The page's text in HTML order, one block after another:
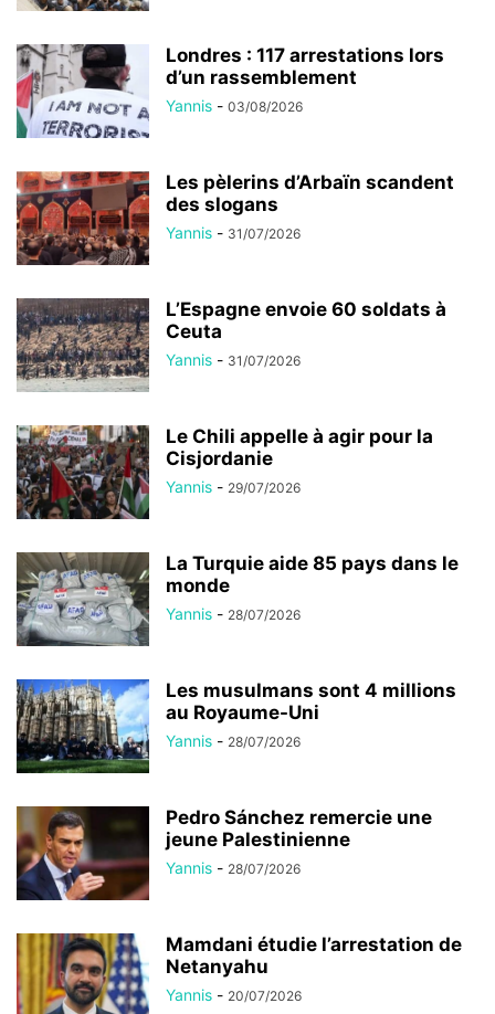
Londres : 117 arrestations lors
d’un rassemblement
Yannis - 03/08/2026
Les pèlerins d’Arbaïn scandent
des slogans
Yannis - 31/07/2026
L’Espagne envoie 60 soldats à
Ceuta
Yannis - 31/07/2026
Le Chili appelle à agir pour la
Cisjordanie
Yannis - 29/07/2026
La Turquie aide 85 pays dans le
monde
Yannis - 28/07/2026
Les musulmans sont 4 millions
au Royaume-Uni
Yannis - 28/07/2026
Pedro Sánchez remercie une
jeune Palestinienne
Yannis - 28/07/2026
Mamdani étudie l’arrestation de
Netanyahu
Yannis - 20/07/2026